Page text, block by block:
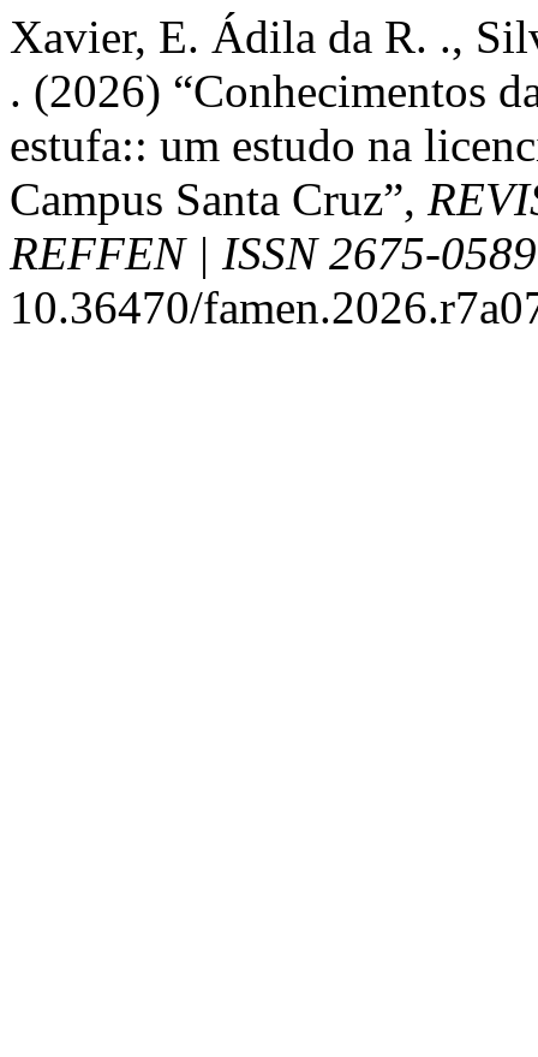
Xavier, E. Ádila da R. .,
. (2026) “Conhecimentos
estufa:: um estudo na
Campus Santa Cruz”,
REFFEN | ISSN 2675-0589
10.36470/